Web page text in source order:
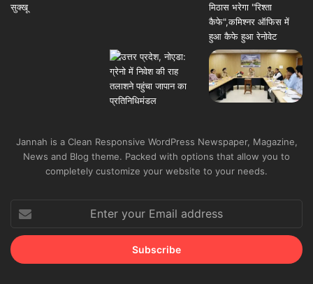
Jannah is a Clean Responsive WordPress Newspaper, Magazine,
News and Blog theme. Packed with options that allow you to
completely customize your website to your needs.
your
Email
address